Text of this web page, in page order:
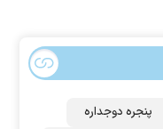
پنجره دوجداره